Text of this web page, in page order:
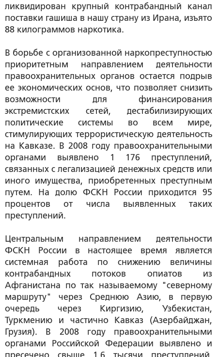
ликвидирован крупный контрабандный канал
поставки гашиша в нашу страну из Ирана, изъято
88 килограммов наркотика.
В борьбе с организованной наркопреступностью
приоритетным направлением деятельности
правоохранительных органов остается подрыв
ее экономических основ, что позволяет снизить
возможности для финансирования
экстремистских сетей, дестабилизирующих
политические системы во всем мире,
стимулирующих террористическую деятельность
на Кавказе. В 2008 году правоохранительными
органами выявлено 1 176 преступлений,
связанных с легализацией денежных средств или
иного имущества, приобретенных преступным
путем. На долю ФСКН России приходится 95
процентов от числа выявленных таких
преступлений.
Центральным направлением деятельности
ФСКН России в настоящее время является
системная работа по снижению величины
контрабандных потоков опиатов из
Афганистана по так называемому "северному
маршруту" через Среднюю Азию, в первую
очередь через Киргизию, Узбекистан,
Туркмению и частично Кавказ (Азербайджан,
Грузия). В 2008 году правоохранительными
органами Российской Федерации выявлено и
пресечено свыше 1,6 тысячи преступлений,